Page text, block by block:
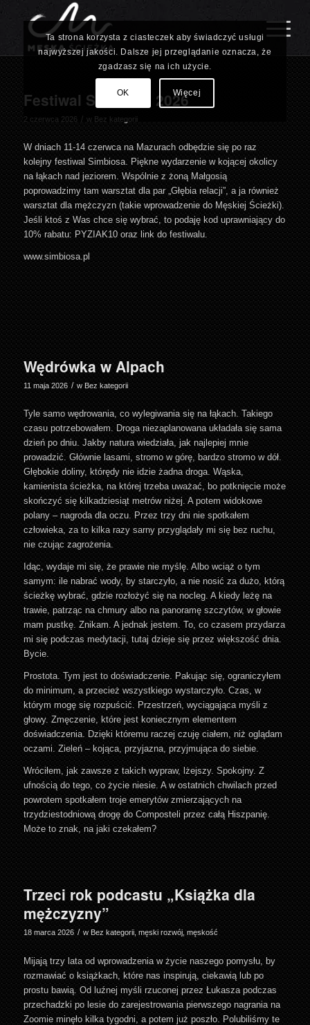
Festiwal Simbiosa 2026
2 czerwca 2026 / w Bez kategorii
W dniach 11-14 czerwca na Mazurach odbędzie się po raz
kolejny festiwal Simbiosa. Piękne wydarzenie w kojącej okolicy
na łąkach nad jeziorem. Wspólnie z żoną Małgosią
poprowadzimy tam warsztat dla par „Głębia relacji”, a ja również
warsztat dla mężczyzn (takie wprowadzenie do Męskiej Ścieżki).
Jeśli ktoś z Was chce się wybrać, to podaję kod uprawniający do
10% rabatu: PYZIAK10 oraz link do festiwalu.
www.simbiosa.pl
Wędrówka w Alpach
11 maja 2026 / w Bez kategorii
Tyle samo wędrowania, co wylegiwania się na łąkach. Takiego
czasu potrzebowałem. Droga niezaplanowana układała się sama
dzień po dniu. Jakby natura wiedziała, jak najlepiej mnie
prowadzić. Głównie lasami, stromo w górę, bardzo stromo w dół.
Głębokie doliny, którędy nie idzie żadna droga. Wąska,
kamienista ścieżka, na której trzeba uważać, bo potknięcie może
skończyć się kilkadziesiąt metrów niżej. A potem widokowe
polany – nagroda dla oczu. Przez trzy dni nie spotkałem
człowieka, za to kilka razy sarny przyglądały mi się bez ruchu,
nie czując zagrożenia.
Idąc, wydaje mi się, że prawie nie myślę. Albo wciąż o tym
samym: ile nabrać wody, by starczyło, a nie nosić za dużo, którą
ścieżkę wybrać, gdzie rozłożyć się na nocleg. A kiedy leżę na
trawie, patrząc na chmury albo na panoramę szczytów, w głowie
mam pustkę. Znikam. A jednak jestem. To, co czasem przydarza
mi się podczas medytacji, tutaj dzieje się przez większość dnia.
Bycie.
Prostota. Tym jest to doświadczenie. Pakując się, ograniczyłem
do minimum, a przecież wszystkiego wystarczyło. Czas, w
którym mogę się rozpuścić. Przestrzeń, wyciągająca myśli z
głowy. Zmęczenie, które jest koniecznym elementem
doświadczenia. Dzięki któremu raczej czuję ciałem, niż oglądam
oczami. Zieleń – kojąca, przyjazna, przyjmująca do siebie.
Wróciłem, jak zawsze z takich wypraw, lżejszy. Spokojny. Z
ufnością do tego, co życie niesie. A w ostatnich chwilach przed
powrotem spotkałem troje emerytów zmierzających na
trzydziestodniową drogę do Composteli przez całą Hiszpanię.
Może to znak, na jaki czekałem?
Trzeci rok podcastu „Książka dla
mężczyzny”
18 marca 2026 / w Bez kategorii, męski rozwój, męskość
Mijają trzy lata od wprowadzenia w życie naszego pomysłu, by
rozmawiać o książkach, które nas inspirują, ciekawią lub po
prostu bawią. Od luźnej myśli rzuconej przez Łukasza podczas
przechadzki po lesie do zarejestrowania pierwszego nagrania na
Zoomie minęło kilka tygodni, a potem już poszło. Polubiliśmy te
Ta strona korzysta z ciasteczek aby świadczyć usługi
najwyższej jakości. Dalsze jej przeglądanie oznacza, że
zgadzasz się na ich użycie.
OK Więcej